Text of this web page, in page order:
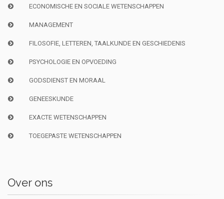
ECONOMISCHE EN SOCIALE WETENSCHAPPEN
MANAGEMENT
FILOSOFIE, LETTEREN, TAALKUNDE EN GESCHIEDENIS
PSYCHOLOGIE EN OPVOEDING
GODSDIENST EN MORAAL
GENEESKUNDE
EXACTE WETENSCHAPPEN
TOEGEPASTE WETENSCHAPPEN
Over ons